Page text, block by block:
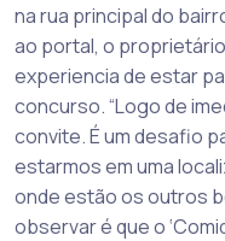
na rua principal do
ao portal, o
experiencia de estar
concurso. “Logo de
convite. É um desafio
estarmos em uma
onde estão os outros
observar é que o